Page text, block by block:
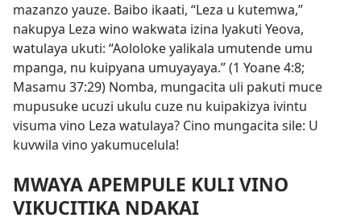
mazanzo yauze. Baibo ikaati, “Leza u kutemwa,”
nakupya Leza wino wakwata izina lyakuti Yeova,
watulaya ukuti: “Aololoke yalikala umutende umu
mpanga, nu kuipyana umuyayaya.” (1 Yoane 4:8;
Masamu 37:29) Nomba, mungacita uli pakuti muce
mupusuke ucuzi ukulu cuze nu kuipakizya ivintu
visuma vino Leza watulaya? Cino mungacita sile: U
kuvwila vino yakumucelula!
MWAYA APEMPULE KULI VINO
VIKUCITIKA NDAKAI